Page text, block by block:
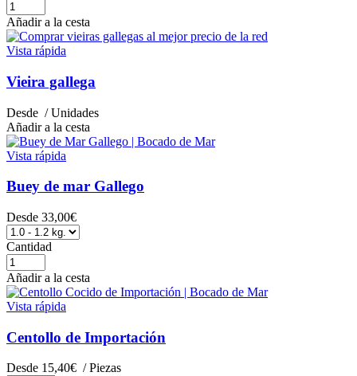
Añadir a la cesta
Vista rápida
Vieira gallega
Desde / Unidades
Añadir a la cesta
Vista rápida
Buey de mar Gallego
Desde 33,00€
Cantidad
Añadir a la cesta
Vista rápida
Centollo de Importación
Desde 15,40€ / Piezas